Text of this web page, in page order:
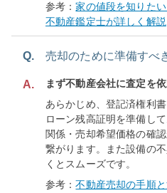
参考：家の値段を知りた
不動産鑑定士が詳しく解説
Q. 売却のために準備すべ
A.
まず不動産会社に査定を依
あらかじめ、登記済権利
ローン残高証明を準備し
関係・売却希望価格の確
繋がります。また設備の
くとスムーズです。
参考：不動産売却の手順